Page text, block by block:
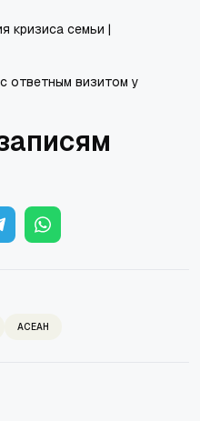
кризиса семьи |
ответным визитом у
АСЕАН